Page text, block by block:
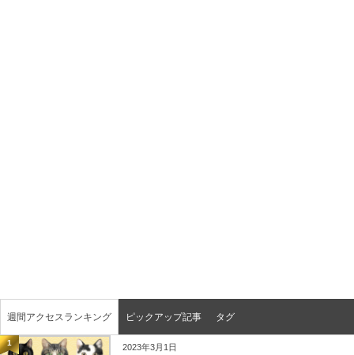
週間アクセスランキング ピックアップ記事 タグ
1 2023年3月1日